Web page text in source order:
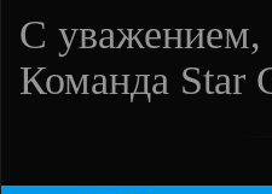
С уважением,
Команда Star